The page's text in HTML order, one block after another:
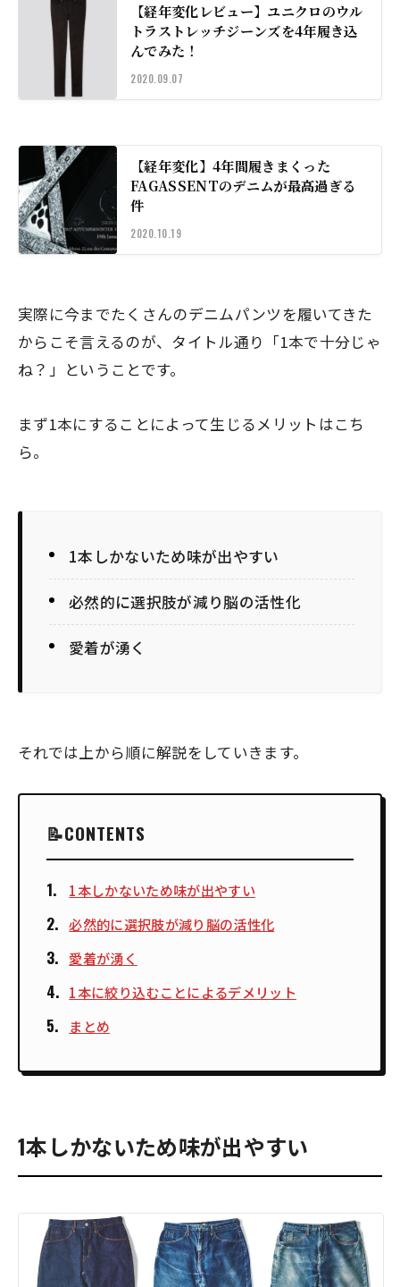
【経年変化レビュー】ユニクロのウル
トラストレッチジーンズを4年履き込
んでみた！
2020.09.07
【経年変化】4年間履きまくった
FAGASSENTのデニムが最高過ぎる
件
2020.10.19
実際に今までたくさんのデニムパンツを履いてきた
からこそ言えるのが、タイトル通り 「1本で十分じゃ
ね？」 ということです。
まず1本にすることによって生じるメリットはこち
ら。
1本しかないため味が出やすい
必然的に選択肢が減り脳の活性化
愛着が湧く
それでは上から順に解説をしていきます。
CONTENTS
1本しかないため味が出やすい
必然的に選択肢が減り脳の活性化
愛着が湧く
1本に絞り込むことによるデメリット
まとめ
1本しかないため味が出やすい